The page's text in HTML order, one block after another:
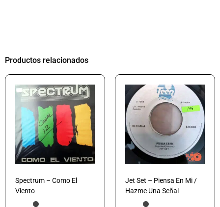
Productos relacionados
Spectrum – Como El
Viento
Jet Set – Piensa En Mi /
Hazme Una Señal